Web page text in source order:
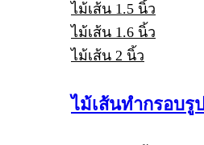
ไม้เส้น 1.5 นิ้ว
ไม้เส้น 1.6 นิ้ว
ไม้เส้น 2 นิ้ว
ไม้เส้นทำกรอบรูป